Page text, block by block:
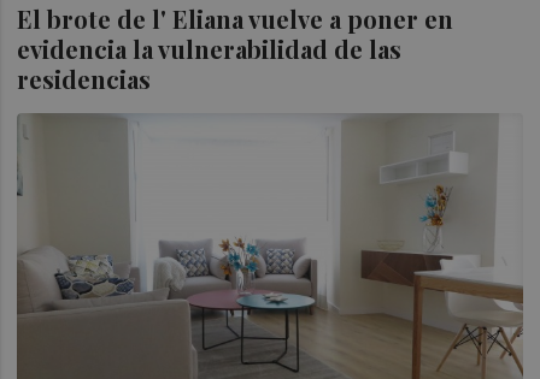
El brote de l' Eliana vuelve a poner en
evidencia la vulnerabilidad de las
residencias